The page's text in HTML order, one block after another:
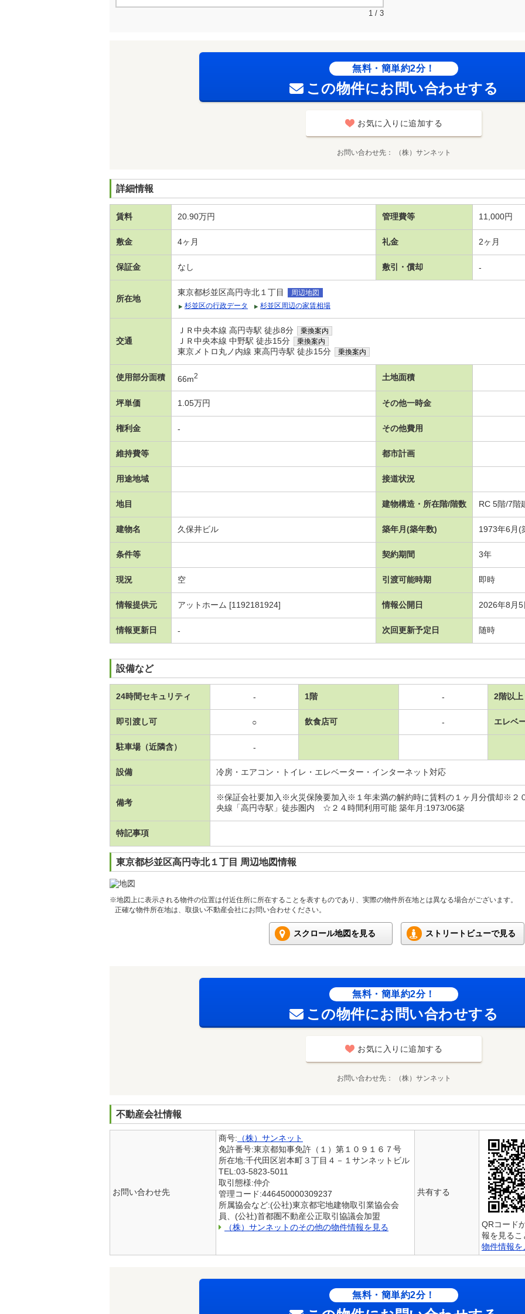
1 / 3
無料・簡単約2分！
この物件にお問い合わせする
お気に入りに追加する
お問い合わせ先 （株）サンネット
詳細情報
賃料 20.90万円 管理費等 11,000円
敷金 4ヶ月 礼金 2ヶ月
保証金 なし 敷引・償却 -
所在地
東京都杉並区高円寺北１丁目
周辺地図
杉並区の行政データ
杉並区周辺の家賃相場
交通
ＪＲ中央本線 高円寺駅 徒歩8分 乗換案内
ＪＲ中央本線 中野駅 徒歩15分 乗換案内
東京メトロ丸ノ内線 東高円寺駅 徒歩15分 乗換案内
使用部分面積 66m2 土地面積
坪単価 1.05万円 その他一時金
権利金 - その他費用
維持費等 都市計画
用途地域 接道状況
地目 建物構造・所在階/階数 RC 5階/7階
建物名 久保井ビル 築年月(築年数) 1973年6月
条件等 契約期間 3年
現況 空 引渡可能時期 即時
情報提供元 アットホーム [1192181924] 情報公開日 2026年8月5
情報更新日 - 次回更新予定日 随時
設備など
24時間セキュリティ - 1階 - 2階以上
即引渡し可 ○ 飲食店可 - エレベ
駐車場（近隣含） -
設備 冷房・エアコン・トイレ・エレベーター・インターネット対応
備考
※保証会社要加入※火災保険要加入※１年未満の解約時に賃料の１ヶ月分償却※２
央線「高円寺駅」徒歩圏内 ☆２４時間利用可能 築年月:1973/06築
特記事項
東京都杉並区高円寺北１丁目 周辺地図情報
※地図上に表示される物件の位置は付近住所に所在することを表すものであり、実際の物件所在地とは異なる場合がございます。
正確な物件所在地は、取扱い不動産会社にお問い合わせください。
スクロール地図を見る ストリートビューで見る
無料・簡単約2分！
この物件にお問い合わせする
お気に入りに追加する
お問い合わせ先 （株）サンネット
不動産会社情報
お問い合わせ先
商号: （株）サンネット
免許番号:東京都知事免許（１）第１０９１６７号
所在地:千代田区岩本町３丁目４－１サンネットビル
TEL:03-5823-5011
取引態様:仲介
管理コード:446450000309237
所属協会など:(公社)東京都宅地建物取引業協会会
員、(公社)首都圏不動産公正取引協議会加盟
（株）サンネットのその他の物件情報を見る
共有する
QRコード
報を見るこ
物件情報を
無料・簡単約2分！